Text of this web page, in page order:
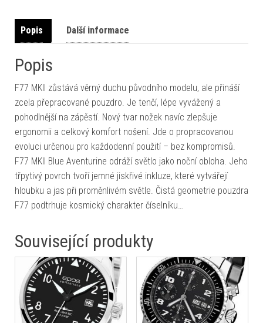
Popis Další informace
Popis
F77 MKII zůstává věrný duchu původního modelu, ale přináší
zcela přepracované pouzdro. Je tenčí, lépe vyvážený a
pohodlnější na zápěstí. Nový tvar nožek navíc zlepšuje
ergonomii a celkový komfort nošení. Jde o propracovanou
evoluci určenou pro každodenní použití – bez kompromisů.
F77 MKII Blue Aventurine odráží světlo jako noční obloha. Jeho
třpytivý povrch tvoří jemné jiskřivé inkluze, které vytvářejí
hloubku a jas při proměnlivém světle. Čistá geometrie pouzdra
F77 podtrhuje kosmický charakter číselníku…
Související produkty